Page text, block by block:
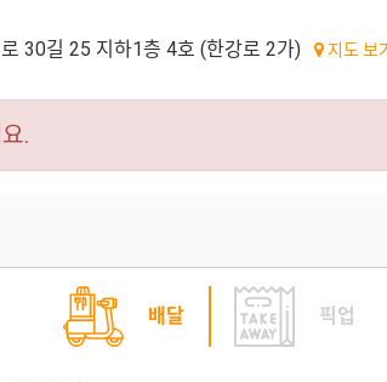
30길 25 지하1층 4호 (한강로 2가) 지도 보
.
배달 픽업